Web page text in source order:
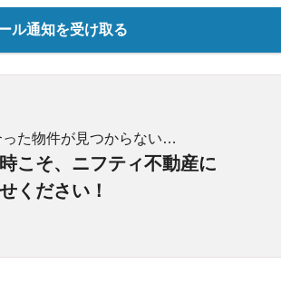
ル通知を受け取る
った物件が見つからない…
こそ、ニフティ不動産に
ください！